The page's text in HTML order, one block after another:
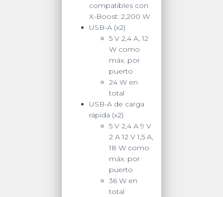
compatibles con
X-Boost: 2,200 W
USB-A (x2)
5 V 2,4 A, 12
W como
máx. por
puerto
24 W en
total
USB-A de carga
rápida (x2)
5 V 2,4 A 9 V
2 A 12 V 1,5 A,
18 W como
máx. por
puerto
36 W en
total